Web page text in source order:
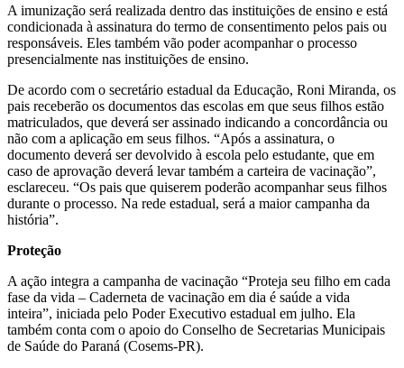
A imunização será realizada dentro das instituições de ensino e está
condicionada à assinatura do termo de consentimento pelos pais ou
responsáveis. Eles também vão poder acompanhar o processo
presencialmente nas instituições de ensino.
De acordo com o secretário estadual da Educação, Roni Miranda, os
pais receberão os documentos das escolas em que seus filhos estão
matriculados, que deverá ser assinado indicando a concordância ou
não com a aplicação em seus filhos. “Após a assinatura, o
documento deverá ser devolvido à escola pelo estudante, que em
caso de aprovação deverá levar também a carteira de vacinação”,
esclareceu. “Os pais que quiserem poderão acompanhar seus filhos
durante o processo. Na rede estadual, será a maior campanha da
história”.
Proteção
A ação integra a campanha de vacinação “Proteja seu filho em cada
fase da vida – Caderneta de vacinação em dia é saúde a vida
inteira”, iniciada pelo Poder Executivo estadual em julho. Ela
também conta com o apoio do Conselho de Secretarias Municipais
de Saúde do Paraná (Cosems-PR).